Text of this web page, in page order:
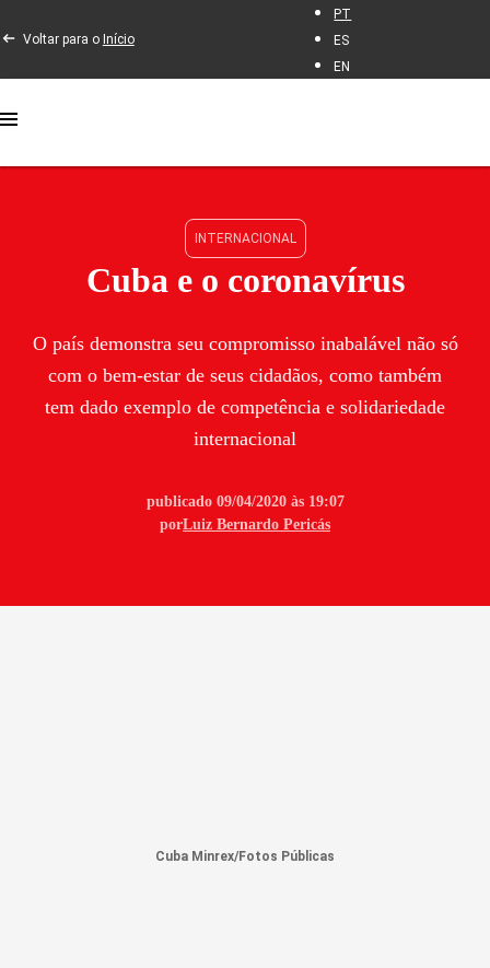
Voltar para o Início
PT
ES
EN
INTERNACIONAL
Cuba e o coronavírus
O país demonstra seu compromisso inabalável não só
com o bem-estar de seus cidadãos, como também
tem dado exemplo de competência e solidariedade
internacional
publicado 09/04/2020 às 19:07
porLuiz Bernardo Pericás
Cuba Minrex/Fotos Públicas